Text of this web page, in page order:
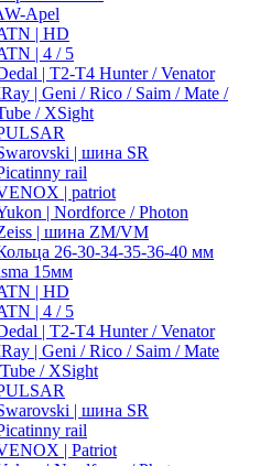
Apel
| HD
| 4 / 5
| T2-T4 Hunter / Venator
| Geni / Rico / Saim / Mate /
/ XSight
| шина SR
rail
| patriot
| Nordforce / Photon
| шина ZM/VM
26-30-34-35-36-40 мм
15мм
| HD
| 4 / 5
| T2-T4 Hunter / Venator
| Geni / Rico / Saim / Mate
/ XSight
| шина SR
rail
| Patriot